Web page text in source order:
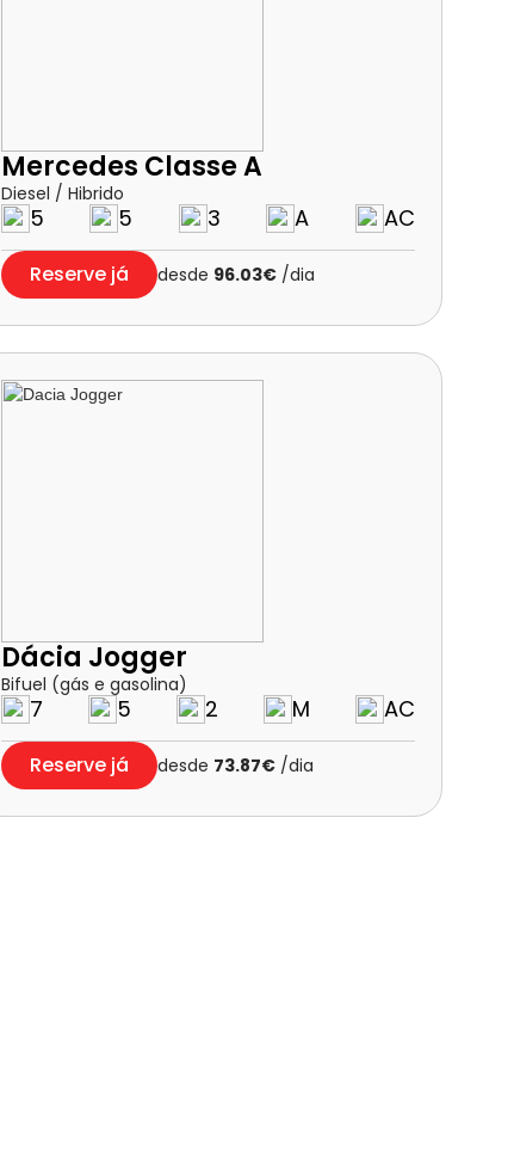
Mercedes Classe A
Diesel / Hibrido
5 5 3 A AC
Reserve já desde 96.03€/dia
Dácia Jogger
Bifuel (gás e gasolina)
7 5 2 M AC
Reserve já desde 73.87€/dia